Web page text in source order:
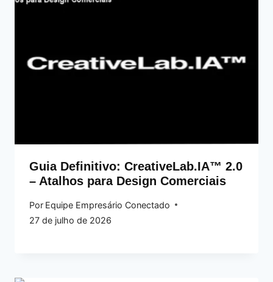
Guia Definitivo: CreativeLab.IA™ 2.0
– Atalhos para Design Comerciais
Por Equipe Empresário Conectado
27 de julho de 2026